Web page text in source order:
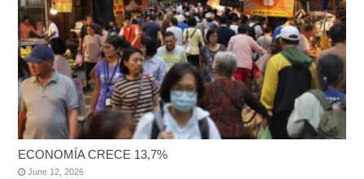
ECONOMÍA CRECE 13,7%
June 12, 2026